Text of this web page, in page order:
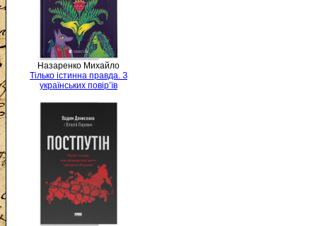
Назаренко Михайло
Тілько істинна правда. З
українських повір’їв